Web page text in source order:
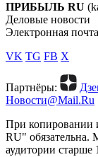
ПРИБЫЛЬ RU
Деловые новости
Электронная
VK TG FB X
Партнёры:
Новости@Mail.Ru
При копировании
RU" обязательна.
аудитории старше